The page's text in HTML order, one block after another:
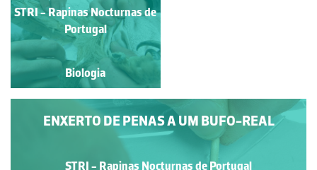
STRI - Rapinas Nocturnas
de Portugal
Biologia
ENXERTO DE PENAS A UM BUFO-REAL
STRI - Rapinas Nocturnas de Portugal
STRI - Rapinas Nocturnas de
Portugal
Biologia